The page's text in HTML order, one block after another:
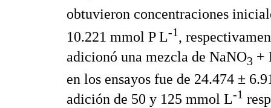
obtuvieron concentraciones
10.221 mmol P L-1,
adicionó una mezcla de NaNO3 +
en los ensayos fue de 24.474 ±
adición de 50 y 125 mmol L-1